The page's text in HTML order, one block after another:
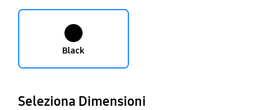
Black
Seleziona Dimensioni